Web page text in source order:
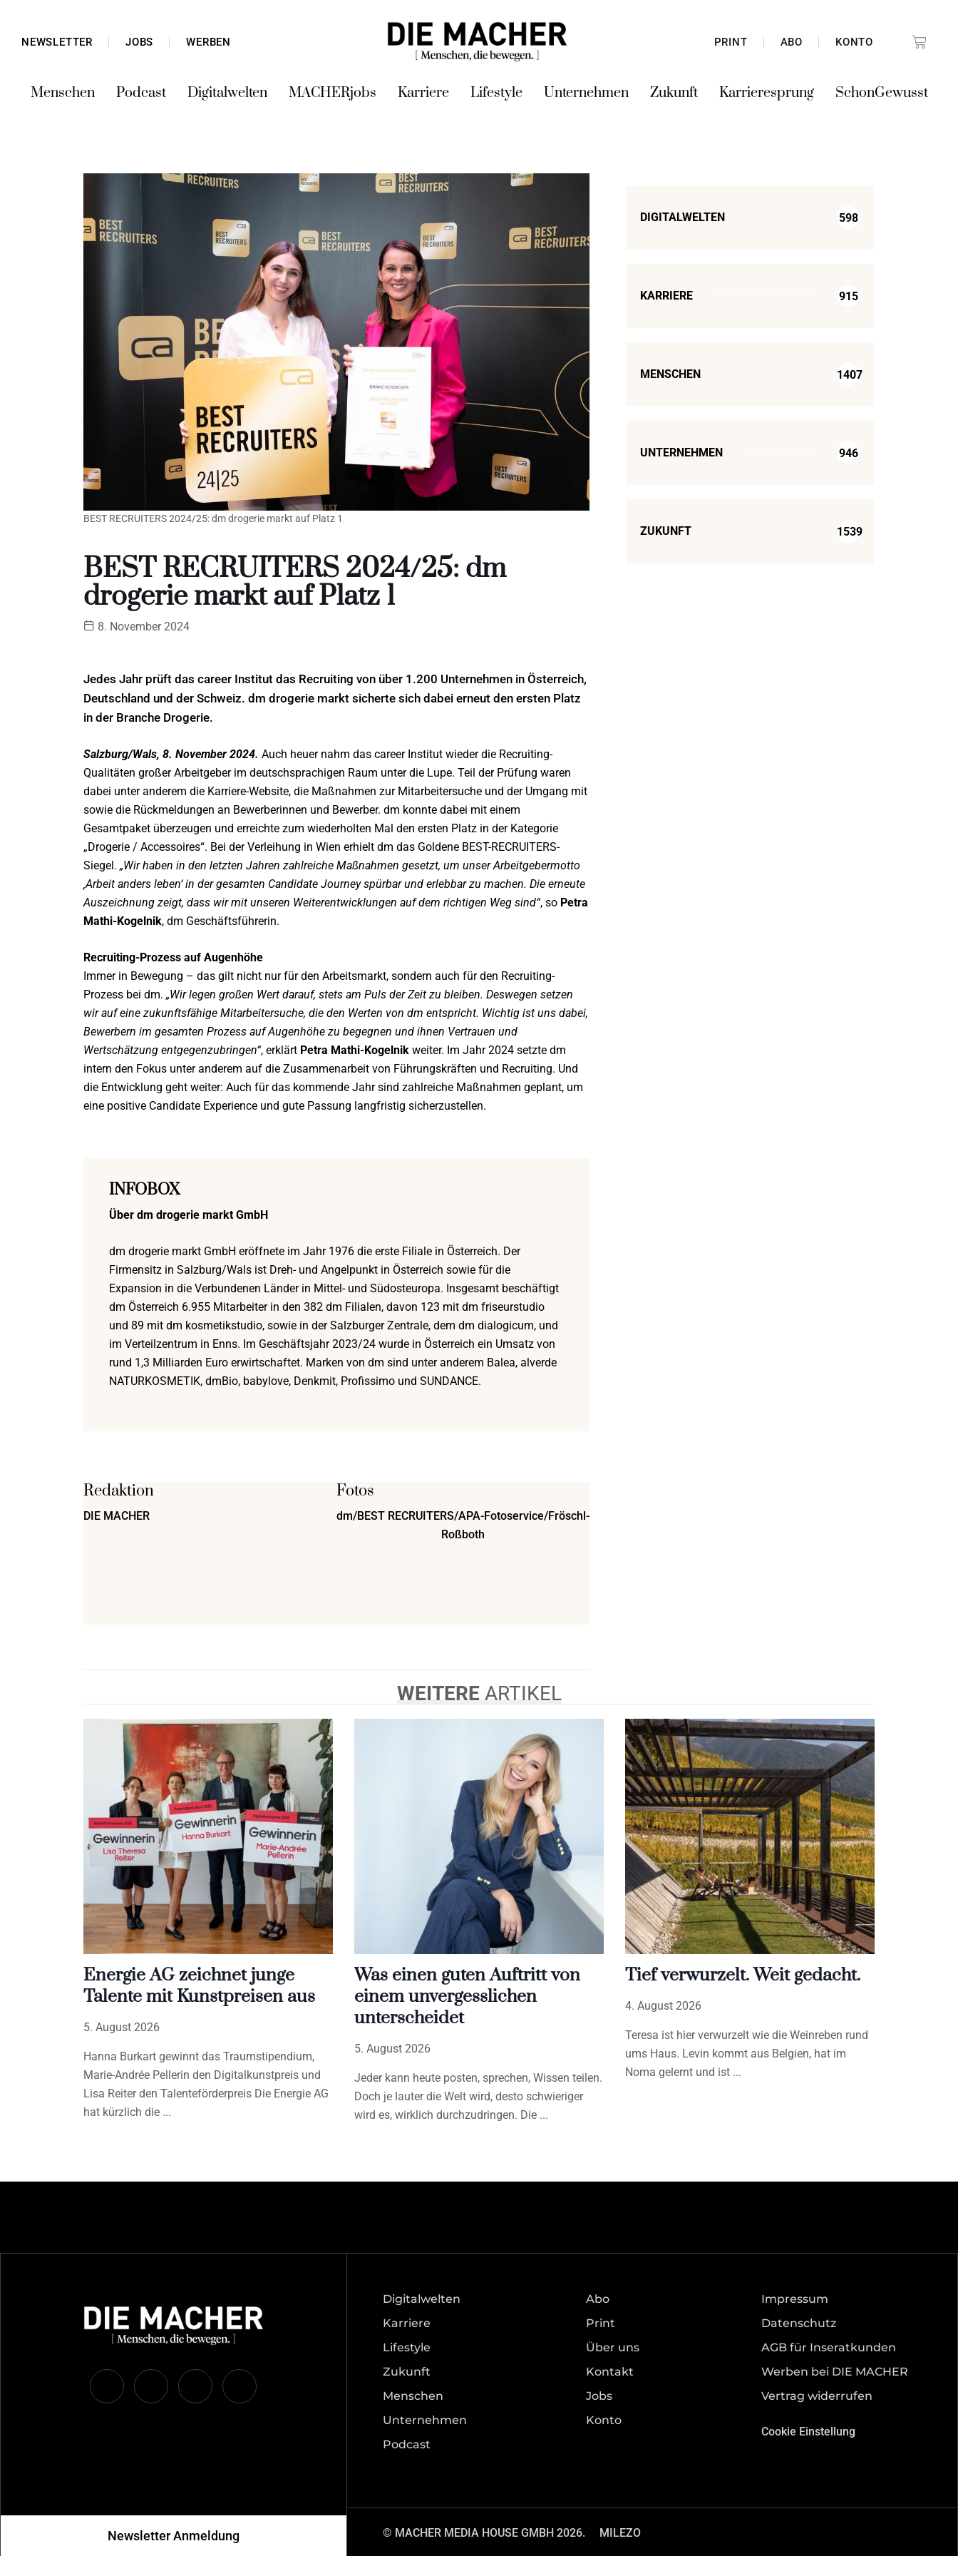
NEWSLETTER JOBS WERBEN PRINT ABO KONTO
Menschen Podcast Digitalwelten MACHERjobs Karriere Lifestyle Unternehmen Zukunft Karrieresprung SchonGewusst
BEST RECRUITERS 2024/25: dm drogerie markt auf Platz 1
BEST RECRUITERS 2024/25: dm
drogerie markt auf Platz 1
8. November 2024
Jedes Jahr prüft das career Institut das Recruiting von über 1.200 Unternehmen in Österreich,
Deutschland und der Schweiz. dm drogerie markt sicherte sich dabei erneut den ersten Platz
in der Branche Drogerie.
Salzburg/Wals, 8. November 2024. Auch heuer nahm das career Institut wieder die Recruiting-
Qualitäten großer Arbeitgeber im deutschsprachigen Raum unter die Lupe. Teil der Prüfung waren
dabei unter anderem die Karriere-Website, die Maßnahmen zur Mitarbeitersuche und der Umgang mit
sowie die Rückmeldungen an Bewerberinnen und Bewerber. dm konnte dabei mit einem
Gesamtpaket überzeugen und erreichte zum wiederholten Mal den ersten Platz in der Kategorie
„Drogerie / Accessoires“. Bei der Verleihung in Wien erhielt dm das Goldene BEST-RECRUITERS-
Siegel. „Wir haben in den letzten Jahren zahlreiche Maßnahmen gesetzt, um unser Arbeitgebermotto
‚Arbeit anders leben‘ in der gesamten Candidate Journey spürbar und erlebbar zu machen. Die erneute
Auszeichnung zeigt, dass wir mit unseren Weiterentwicklungen auf dem richtigen Weg sind“, so Petra
Mathi-Kogelnik, dm Geschäftsführerin.
Recruiting-Prozess auf Augenhöhe
Immer in Bewegung – das gilt nicht nur für den Arbeitsmarkt, sondern auch für den Recruiting-
Prozess bei dm. „Wir legen großen Wert darauf, stets am Puls der Zeit zu bleiben. Deswegen setzen
wir auf eine zukunftsfähige Mitarbeitersuche, die den Werten von dm entspricht. Wichtig ist uns dabei,
Bewerbern im gesamten Prozess auf Augenhöhe zu begegnen und ihnen Vertrauen und
Wertschätzung entgegenzubringen“, erklärt Petra Mathi-Kogelnik weiter. Im Jahr 2024 setzte dm
intern den Fokus unter anderem auf die Zusammenarbeit von Führungskräften und Recruiting. Und
die Entwicklung geht weiter: Auch für das kommende Jahr sind zahlreiche Maßnahmen geplant, um
eine positive Candidate Experience und gute Passung langfristig sicherzustellen.
INFOBOX
Über dm drogerie markt GmbH
dm drogerie markt GmbH eröffnete im Jahr 1976 die erste Filiale in Österreich. Der
Firmensitz in Salzburg/Wals ist Dreh- und Angelpunkt in Österreich sowie für die
Expansion in die Verbundenen Länder in Mittel- und Südosteuropa. Insgesamt beschäftigt
dm Österreich 6.955 Mitarbeiter in den 382 dm Filialen, davon 123 mit dm friseurstudio
und 89 mit dm kosmetikstudio, sowie in der Salzburger Zentrale, dem dm dialogicum, und
im Verteilzentrum in Enns. Im Geschäftsjahr 2023/24 wurde in Österreich ein Umsatz von
rund 1,3 Milliarden Euro erwirtschaftet. Marken von dm sind unter anderem Balea, alverde
NATURKOSMETIK, dmBio, babylove, Denkmit, Profissimo und SUNDANCE.
Redaktion
DIE MACHER
Fotos
dm/BEST RECRUITERS/APA-Fotoservice/Fröschl-
Roßboth
DIGITALWELTEN 598
KARRIERE 915
MENSCHEN 1407
UNTERNEHMEN 946
ZUKUNFT 1539
WEITEREARTIKEL
Energie AG zeichnet junge
Talente mit Kunstpreisen aus
5. August 2026
Hanna Burkart gewinnt das Traumstipendium,
Marie-Andrée Pellerin den Digitalkunstpreis und
Lisa Reiter den Talenteförderpreis Die Energie AG
hat kürzlich die
Was einen guten Auftritt von
einem unvergesslichen
unterscheidet
5. August 2026
Jeder kann heute posten, sprechen, Wissen teilen.
Doch je lauter die Welt wird, desto schwieriger
wird es, wirklich durchzudringen. Die
Tief verwurzelt. Weit gedacht.
4. August 2026
Teresa ist hier verwurzelt wie die Weinreben rund
ums Haus. Levin kommt aus Belgien, hat im
Noma gelernt und ist
Newsletter Anmeldung
Digitalwelten
Karriere
Lifestyle
Zukunft
Menschen
Unternehmen
Podcast
Abo
Print
Über uns
Kontakt
Jobs
Konto
Impressum
Datenschutz
AGB für Inseratkunden
Werben bei DIE MACHER
Vertrag widerrufen
Cookie Einstellung
© MACHER MEDIA HOUSE GMBH 2026. MILEZO